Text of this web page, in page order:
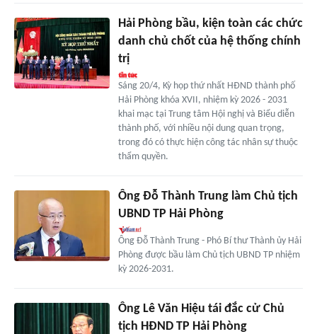
Hải Phòng bầu, kiện toàn các chức
danh chủ chốt của hệ thống chính
trị
Sáng 20/4, Kỳ họp thứ nhất HĐND thành phố
Hải Phòng khóa XVII, nhiệm kỳ 2026 - 2031
khai mạc tại Trung tâm Hội nghị và Biểu diễn
thành phố, với nhiều nội dung quan trọng,
trong đó có thực hiện công tác nhân sự thuộc
thẩm quyền.
Ông Đỗ Thành Trung làm Chủ tịch
UBND TP Hải Phòng
Ông Đỗ Thành Trung - Phó Bí thư Thành ủy Hải
Phòng được bầu làm Chủ tịch UBND TP nhiệm
kỳ 2026-2031.
Ông Lê Văn Hiệu tái đắc cử Chủ
tịch HĐND TP Hải Phòng